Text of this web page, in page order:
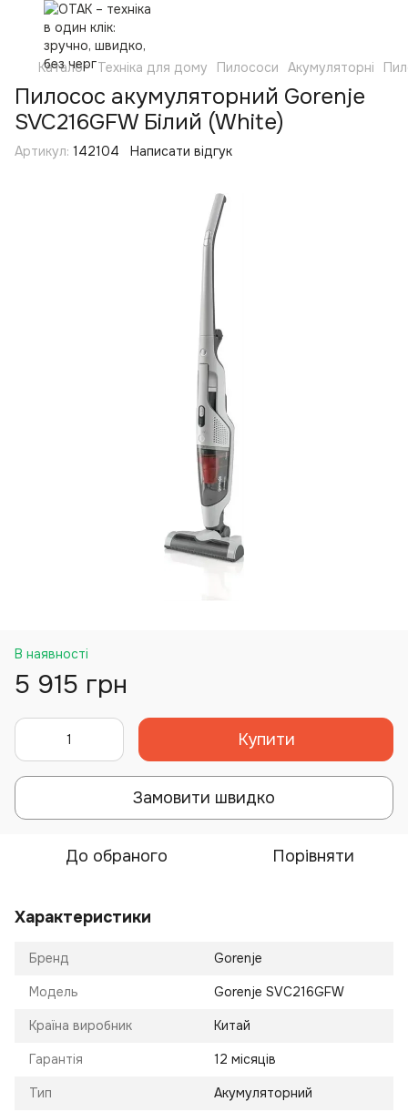
Каталог Техніка для дому Пилососи Акумуляторні
Пилосос акумуляторний Gorenje
SVC216GFW Білий (White)
Артикул: 142104 Написати відгук
В наявності
5 915 грн
Купити
Замовити швидко
До обраного Порівняти
Характеристики
Бренд Gorenje
Модель Gorenje SVC216GFW
Країна виробник Китай
Гарантія 12 місяців
Тип Акумуляторний